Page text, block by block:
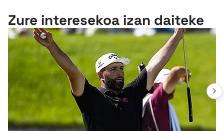
Zure interesekoa izan daiteke